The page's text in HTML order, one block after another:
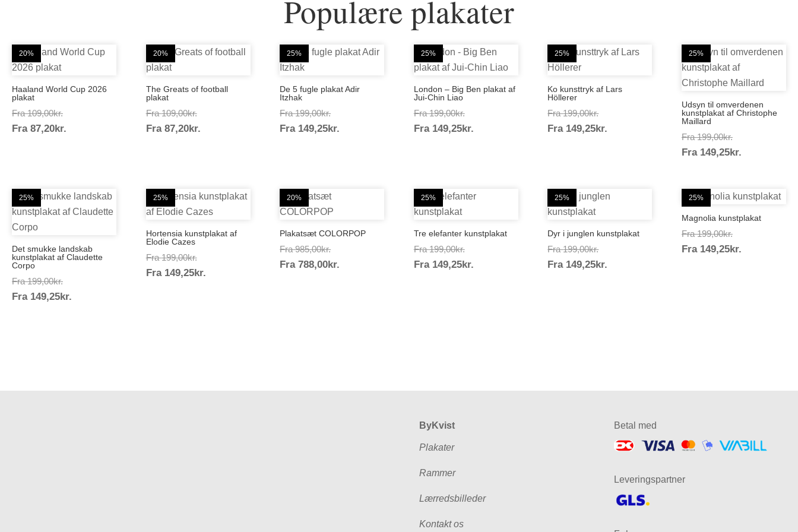
Populære plakater
20%
Haaland World Cup 2026
plakat
Fra 109,00kr.Prisinterval:
109,00kr.
Fra 87,20kr.
20%
The Greats of football
plakat
Fra 109,00kr.Prisinterval:
109,00kr.
Fra 87,20kr.Prisinterval:
25%
De 5 fugle plakat Adir
Itzhak
Fra 199,00kr.Prisinterval:
199,00kr.
Fra 149,25kr.
25%
London – Big Ben plakat af
Jui-Chin Liao
Fra 199,00kr.Prisinterval:
199,00kr.
Fra 149,25kr.Prisinterval:
25%
Ko kunsttryk af Lars
Höllerer
Fra 199,00kr.Prisinterval:
199,00kr.
Fra 149,25kr.
25%
Udsyn til omverdenen
kunstplakat af Christophe
Maillard
Fra 199,00kr.Prisinterval:
199,00kr.
Fra 149,25kr.
25%
Det smukke landskab
kunstplakat af Claudette
Corpo
Fra 199,00kr.Prisinterval:
199,00kr.
Fra 149,25kr.
25%
Hortensia kunstplakat af
Elodie Cazes
Fra 199,00kr.Prisinterval:
199,00kr.
Fra 149,25kr.Prisinterval:
20%
Plakatsæt COLORPOP
Fra 985,00kr.Prisinterval:
985,00kr.
Fra 788,00kr.
25%
Tre elefanter kunstplakat
Fra 199,00kr.Prisinterval:
199,00kr.
Fra 149,25kr.Prisinterval:
25%
Dyr i junglen kunstplakat
Fra 199,00kr.Prisinterval:
199,00kr.
Fra 149,25kr.
25%
Magnolia kunstplakat
Fra 199,00kr.Prisinterval:
199,00kr.
Fra 149,25kr.
ByKvist
Plakater
Rammer
Lærredsbilleder
Kontakt os
Betal med
Leveringspartner